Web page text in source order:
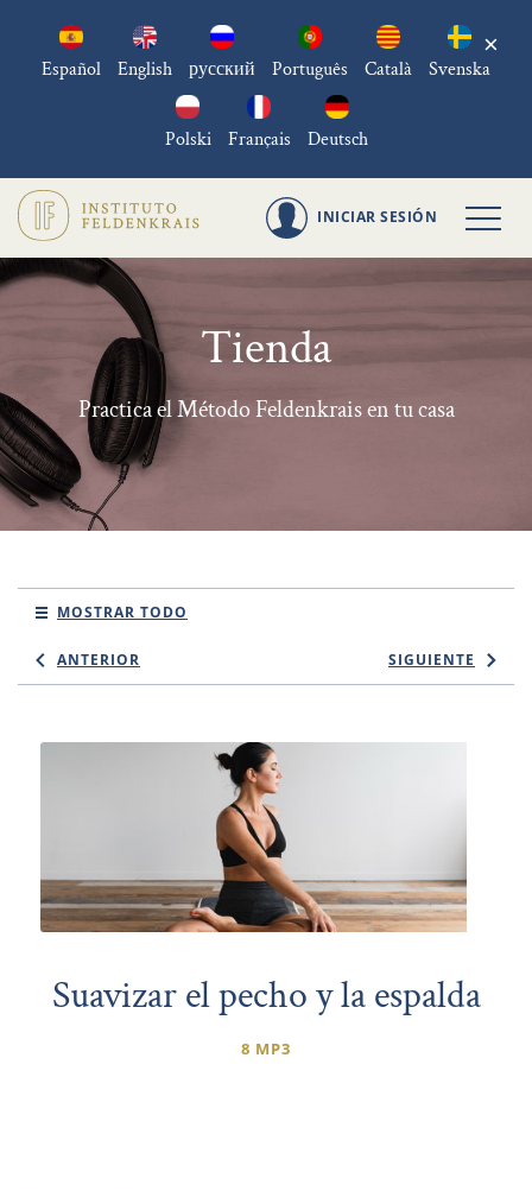
Español English русский Português Català Svenska
Polski Français Deutsch
×
INICIAR SESIÓN
Tienda
Practica el Método Feldenkrais en tu casa
MOSTRAR TODO
ANTERIOR SIGUIENTE
Suavizar el pecho y la espalda
8 MP3